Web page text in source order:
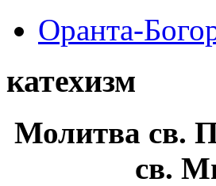
Оранта-
катехизм
Молитва св.
св.